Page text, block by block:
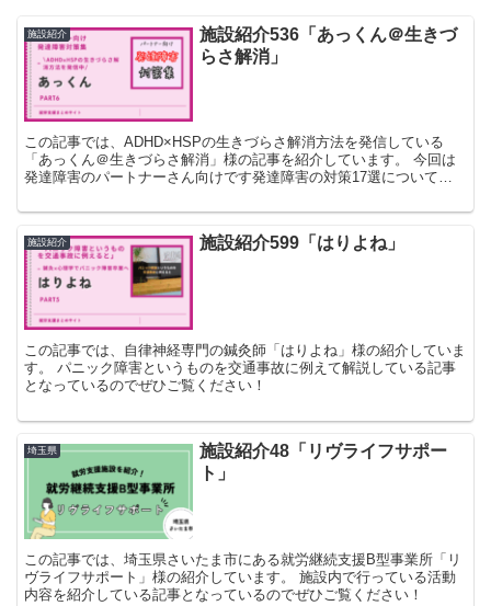
施設紹介
施設紹介536「あっくん＠生きづ
らさ解消」
この記事では、ADHD×HSPの生きづらさ解消方法を発信している
「あっくん＠生きづらさ解消」様の記事を紹介しています。 今回は
発達障害のパートナーさん向けです発達障害の対策17選について紹
施設紹介 施設紹介599「はりよね」
この記事では、自律神経専門の鍼灸師「はりよね」様の紹介していま
す。 パニック障害というものを交通事故に例えて解説している記事
となっているのでぜひご覧ください！
埼玉県
施設紹介48「リヴライフサポー
ト」
この記事では、埼玉県さいたま市にある就労継続支援B型事業所「リ
ヴライフサポート」様の紹介しています。 施設内で行っている活動
内容を紹介している記事となっているのでぜひご覧ください！